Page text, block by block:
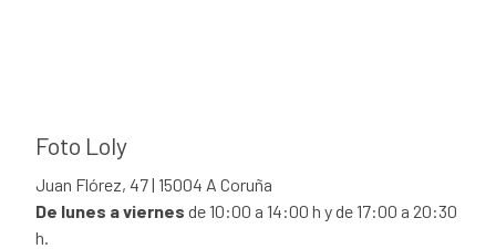
Foto Loly
Juan Flórez, 47 | 15004 A Coruña
De lunes a viernes de 10:00 a 14:00 h y de 17:00 a 20:30
h.